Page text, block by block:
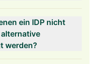
ein IDP nicht
werden?